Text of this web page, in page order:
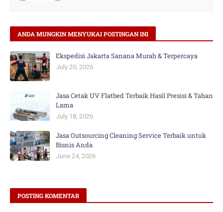
ANDA MUNGKIN MENYUKAI POSTINGAN INI
Ekspedisi Jakarta Sanana Murah & Terpercaya
July 20, 2026
Jasa Cetak UV Flatbed Terbaik Hasil Presisi & Tahan
Lama
July 18, 2026
Jasa Outsourcing Cleaning Service Terbaik untuk
Bisnis Anda
June 24, 2026
POSTING KOMENTAR